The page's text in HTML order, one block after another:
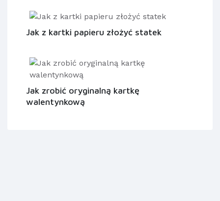
Jak z kartki papieru złożyć statek
Jak zrobić oryginalną kartkę
walentynkową